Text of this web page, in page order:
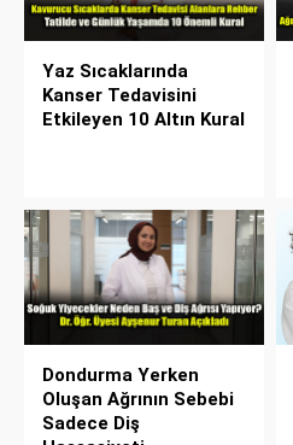
Yaz Sıcaklarında
Kanser Tedavisini
Etkileyen 10 Altın Kural
Dondurma Yerken
Oluşan Ağrının Sebebi
Sadece Diş